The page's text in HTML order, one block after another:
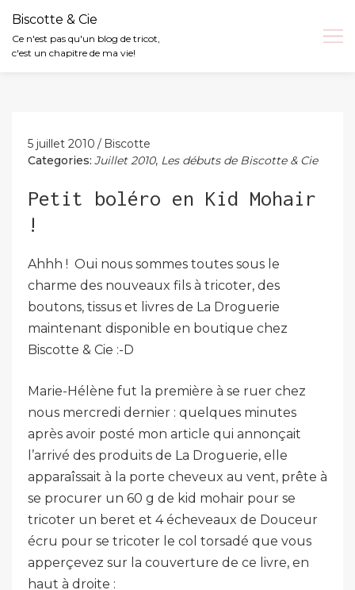
Biscotte & Cie
Ce n'est pas qu'un blog de tricot,
c'est un chapitre de ma vie!
5 juillet 2010
Biscotte
Categories: Juillet 2010, Les débuts de Biscotte & Cie
Petit boléro en Kid Mohair
!
Ahhh ! Oui nous sommes toutes sous le
charme des nouveaux fils à tricoter, des
boutons, tissus et livres de La Droguerie
maintenant disponible en boutique chez
Biscotte & Cie :-D
Marie-Hélène fut la première à se ruer chez
nous mercredi dernier : quelques minutes
après avoir posté mon article qui annonçait
l’arrivé des produits de La Droguerie, elle
apparaîssait à la porte cheveux au vent, prête à
se procurer un 60 g de kid mohair pour se
tricoter un beret et 4 écheveaux de Douceur
écru pour se tricoter le col torsadé que vous
apperçevez sur la couverture de ce livre, en
haut à droite :